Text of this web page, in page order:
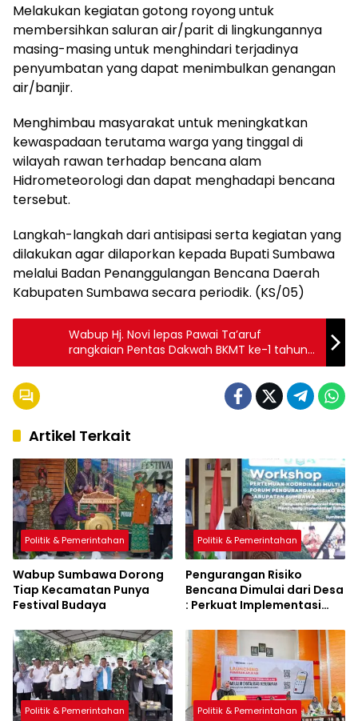
Melakukan kegiatan gotong royong untuk
membersihkan saluran air/parit di lingkungannya
masing-masing untuk menghindari terjadinya
penyumbatan yang dapat menimbulkan genangan
air/banjir.
Menghimbau masyarakat untuk meningkatkan
kewaspadaan terutama warga yang tinggal di
wilayah rawan terhadap bencana alam
Hidrometeorologi dan dapat menghadapi bencana
tersebut.
Langkah-langkah dari antisipasi serta kegiatan yang
dilakukan agar dilaporkan kepada Bupati Sumbawa
melalui Badan Penanggulangan Bencana Daerah
Kabupaten Sumbawa secara periodik. (KS/05)
Wabup Hj. Novi lepas Pawai Ta’aruf
rangkaian Pentas Dakwah BKMT ke-1 tahun
2025
Artikel Terkait
Politik & Pemerintahan
Wabup Sumbawa Dorong
Tiap Kecamatan Punya
Festival Budaya
Politik & Pemerintahan
Pengurangan Risiko
Bencana Dimulai dari Desa
: Perkuat Implementasi
Politik & Pemerintahan Politik & Pemerintahan